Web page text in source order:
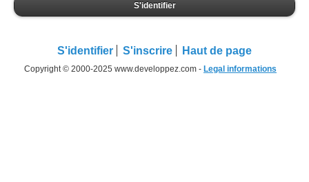
S'identifier
S'identifier S'inscrire Haut de page
Copyright © 2000-2025 www.developpez.com - Legal informations